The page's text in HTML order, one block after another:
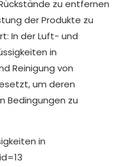
zu entfernen
der Produkte zu
In der Luft- und
in
Reinigung von
um deren
Bedingungen zu